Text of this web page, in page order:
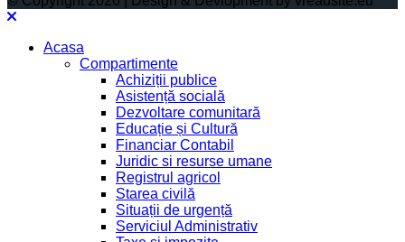
Acasa
Compartimente
Achiziții publice
Asistență socială
Dezvoltare comunitară
Educație și Cultură
Financiar Contabil
Juridic si resurse umane
Registrul agricol
Starea civilă
Situații de urgență
Serviciul Administrativ